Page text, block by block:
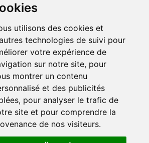
utilisons des cookies et
technologies de suivi pour
votre expérience de
sur notre site, pour
montrer un contenu
et des publicités
pour analyser le trafic de
site et pour comprendre la
de nos visiteurs.
Forum
DE PAIEMENT ACCEPTÉS